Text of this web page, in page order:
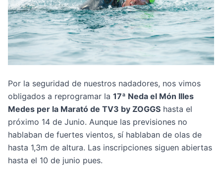
Por la seguridad de nuestros nadadores, nos vimos
obligados a reprogramar la 17ª Neda el Món Illes
Medes per la Marató de TV3 by ZOGGS hasta el
próximo 14 de Junio. Aunque las previsiones no
hablaban de fuertes vientos, sí hablaban de olas de
hasta 1,3m de altura. Las inscripciones siguen abiertas
hasta el 10 de junio pues.